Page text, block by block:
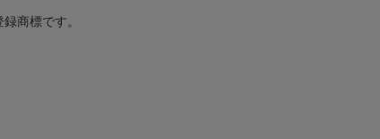
商標です。